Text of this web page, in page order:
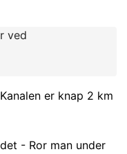
ved
er knap 2 km
- Ror man under